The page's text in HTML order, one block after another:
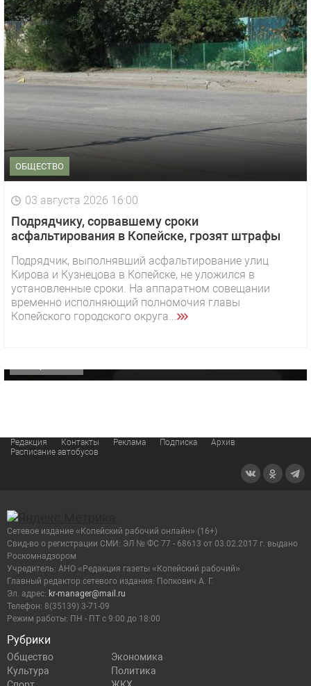
ОБЩЕСТВО
03 августа 2026 16:00
Подрядчику, сорвавшему сроки
асфальтирования в Копейске, грозят штрафы
Подрядчик, выполнявший асфальтирование улиц
Кирова и Кузнецова в Копейске, не уложился в
установленные сроки. На аппаратном совещании
временно исполняющий полномочия главы
Копейского городского округа...
1 видео СМОТРЕТЬ
29 октября 2025 15:50
«Звезда» Метрана стала главным героем нового
Редакция Контакты Реклама Подписка
Архив
Расписание автобусов
Рубрики
Общество
Экономика
Культура
Политика
Сетевое издание «Копейский рабочий онлайн» (16+)
Cвид-во о регистрации СМИ: ЭЛ № ФС 77 - 68613 от 03.02.2017 г. выдано
Роскомнадзором
Учредитель: АНО «Редакция газеты «Копейский рабочий»
Главный редактор сетевого издания: Попкович А. Г.
Эл. адрес: kr-manager@mail.ru
Телефон: 8(35139) 3-71-09
Режим работы: ПН - ПТ с 9:00 до 18:00